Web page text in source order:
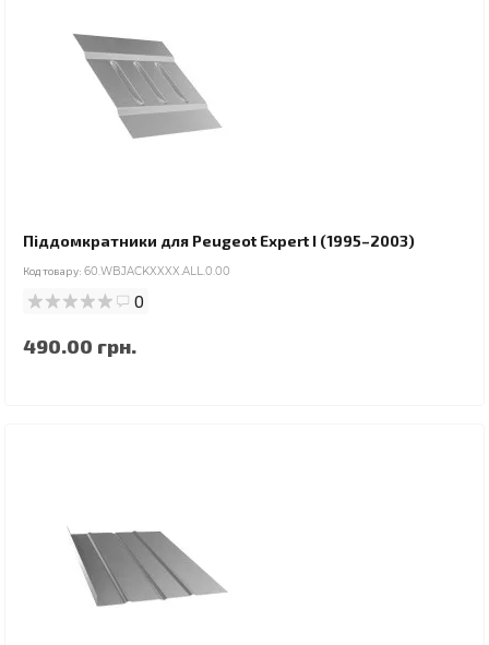
Піддомкратники для Peugeot Expert I (1995–2003)
Код товару: 60.WBJACKXXXX.ALL.0.00
0
490.00 грн.